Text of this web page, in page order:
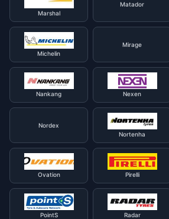
Marshal
Matador
Michelin
Mirage
Nankang Nexen
Nordex
Nortenha
Ovation Pirelli
PointS Radar